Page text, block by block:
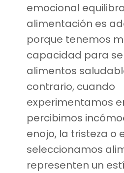
emocional
alimentación es
porque tenemos
capacidad para
alimentos
contrario, cuando
experimentamos
percibimos
enojo, la tristeza o
seleccionamos
representen un